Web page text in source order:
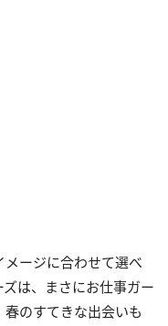
ージに合わせて選べ
は、まさにお仕事ガー
のすてきな出会いも